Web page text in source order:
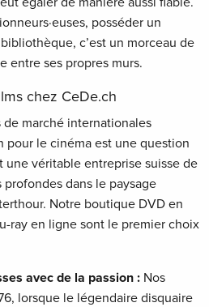
posséder un
c’est un morceau de
entre ses propres murs.
chez CeDe.ch
marché internationales
pour le cinéma est une question
une véritable entreprise suisse de
dans le paysage
Notre boutique DVD en
ray en ligne sont le premier choix
avec de la passion : Nos
lorsque le légendaire disquaire